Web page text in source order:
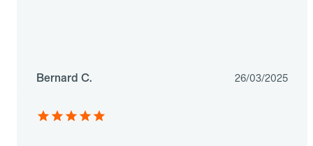
Bernard C. 26/03/2025